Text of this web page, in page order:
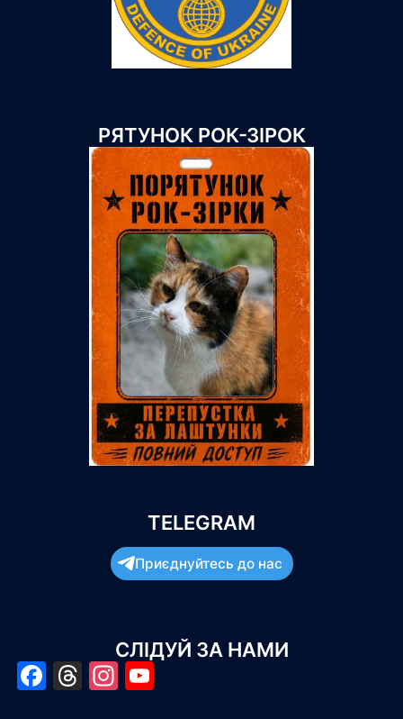
РЯТУНОК РОК-ЗІРОК
TELEGRAM
Приєднуйтесь до нас
СЛІДУЙ ЗА НАМИ
Facebook
Threads
Instagram